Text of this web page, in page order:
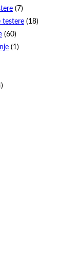
(7)
testere (18)
(60)
(1)